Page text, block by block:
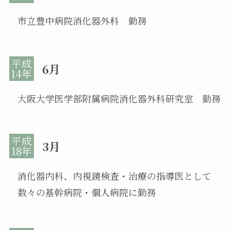
市立豊中病院消化器外科 勤務
6月
大阪大学医学部附属病院消化器外科研究室 勤務
3月
消化器内科、内視鏡検査・治療の指導医として
数々の基幹病院・個人病院に勤務